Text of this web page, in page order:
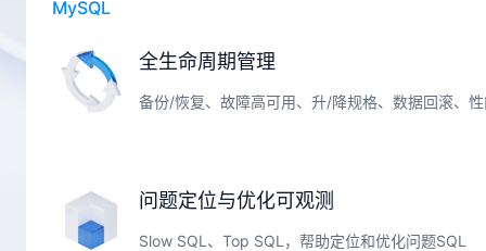
MySQL
全生命周期管理
备份/恢复、故障高可用、升/降规格、数据回滚、
问题定位与优化可观测
Slow SQL、Top SQL，帮助定位和优化问题SQL